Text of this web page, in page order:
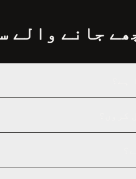
جانے والے